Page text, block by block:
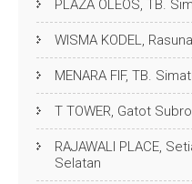
PLAZA OLEOS, TB.
WISMA KODEL,
MENARA FIF, TB.
T TOWER, Gatot
RAJAWALI PLACE,
Selatan